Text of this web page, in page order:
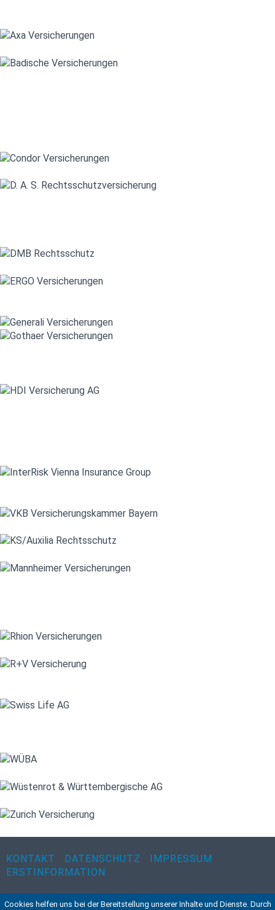
KONTAKT DATENSCHUTZ
IMPRESSUM
ERSTINFORMATION
Navigation
Cookies helfen uns bei der Bereitstellung unserer Inhalte und Dienste. Durch